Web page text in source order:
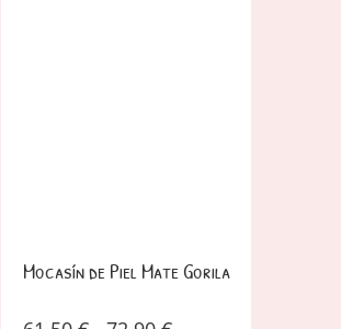
Mocasín de Piel Mate Gorila